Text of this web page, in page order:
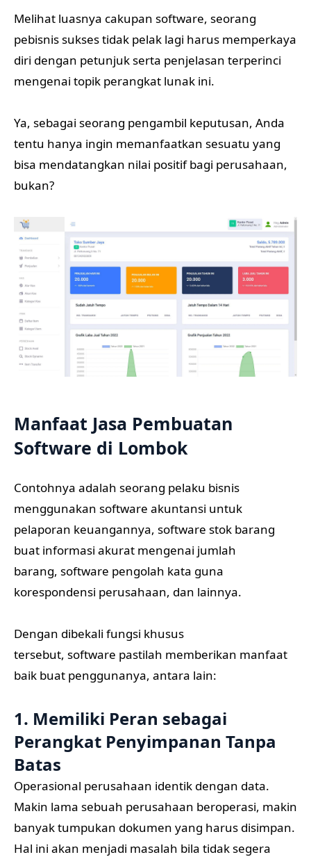
Melihat luasnya cakupan software, seorang
pebisnis sukses tidak pelak lagi harus memperkaya
diri dengan petunjuk serta penjelasan terperinci
mengenai topik perangkat lunak ini.
Ya, sebagai seorang pengambil keputusan, Anda
tentu hanya ingin memanfaatkan sesuatu yang
bisa mendatangkan nilai positif bagi perusahaan,
bukan?
Manfaat Jasa Pembuatan
Software di Lombok
Contohnya adalah seorang pelaku bisnis
menggunakan software akuntansi untuk
pelaporan keuangannya, software stok barang
buat informasi akurat mengenai jumlah
barang, software pengolah kata guna
korespondensi perusahaan, dan lainnya.
Dengan dibekali fungsi khusus
tersebut, software pastilah memberikan manfaat
baik buat penggunanya, antara lain:
1. Memiliki Peran sebagai
Perangkat Penyimpanan Tanpa
Batas
Operasional perusahaan identik dengan data.
Makin lama sebuah perusahaan beroperasi, makin
banyak tumpukan dokumen yang harus disimpan.
Hal ini akan menjadi masalah bila tidak segera